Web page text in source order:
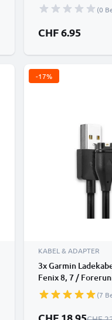
Datenkabel
(0
CHF 6.95
-17%
KABEL & ADAPTER
3x Garmin
Fenix 8, 7 /
Vivoactive 5 /
Tracker /
(7
Sonderpreis